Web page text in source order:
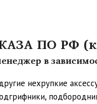
ПО РФ
в
нехрупкие